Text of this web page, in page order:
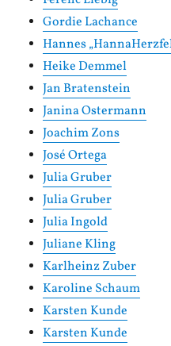
Gordie Lachance
Hannes
Heike Demmel
Jan Bratenstein
Janina Ostermann
Joachim Zons
José Ortega
Julia Gruber
Julia Gruber
Julia Ingold
Juliane Kling
Karlheinz Zuber
Karoline Schaum
Karsten Kunde
Karsten Kunde